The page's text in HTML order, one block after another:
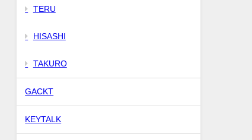
TERU
HISASHI
TAKURO
GACKT
KEYTALK